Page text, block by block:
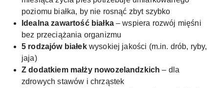
poziomu białka, by nie rosnąć zbyt szybko
Idealna zawartość białka– wspiera rozwój mięśni
bez przeciążania organizmu
5 rodzajów białekwysokiej jakości (m.in. drób, ryby,
jaja)
Z dodatkiem małży nowozelandzkich – dla
zdrowych stawów i chrząstek